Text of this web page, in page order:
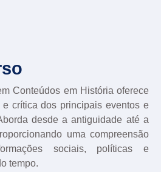
Conteúdos em História oferece
crítica dos principais eventos e
desde a antiguidade até a
uma compreensão
sociais, políticas e
tempo.